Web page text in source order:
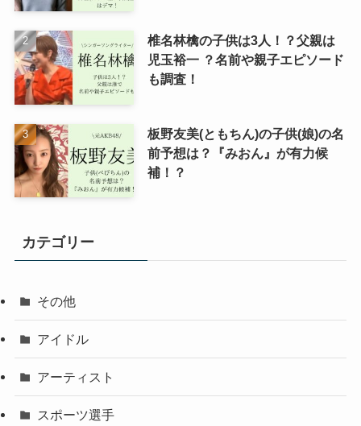
椎名林檎の子供は3人！？父親は
児玉裕一 ？名前や親子エピソード
も調査！
板野友美(ともちん)の子供(娘)の名
前予想は？『みおん』が有力候
補！？
カテゴリー
その他
アイドル
アーティスト
スポーツ選手